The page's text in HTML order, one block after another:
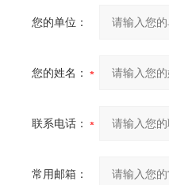
您的单位：
您的姓名：
联系电话：
常用邮箱：